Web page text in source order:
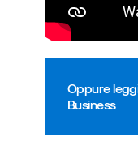
Oppure
Business